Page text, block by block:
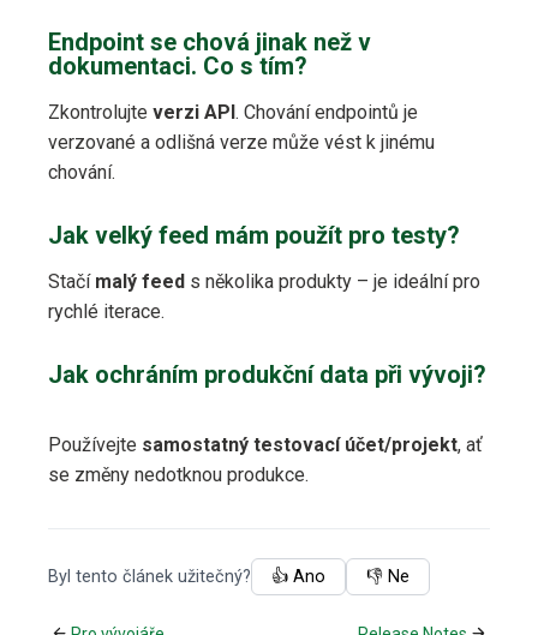
Endpoint se chová jinak než v
dokumentaci. Co s tím?
Zkontrolujte verzi API . Chování endpointů je
verzované a odlišná verze může vést k jinému
chování.
Jak velký feed mám použít pro testy?
Stačí malý feed s několika produkty – je ideální pro
rychlé iterace.
Jak ochráním produkční data při vývoji?
Používejte samostatný testovací účet/projekt, ať
se změny nedotknou produkce.
Byl tento článek užitečný? 👍 Ano 👎 Ne